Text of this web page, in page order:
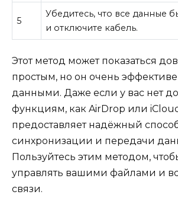
5
Убедитесь, что все данные
и отключите кабель.
Этот метод может показаться
простым, но он очень
данными. Даже если у вас нет
функциям, как AirDrop или
предоставляет надёжный
синхронизации и передачи
Пользуйтесь этим методом,
управлять вашими файлами и
связи.